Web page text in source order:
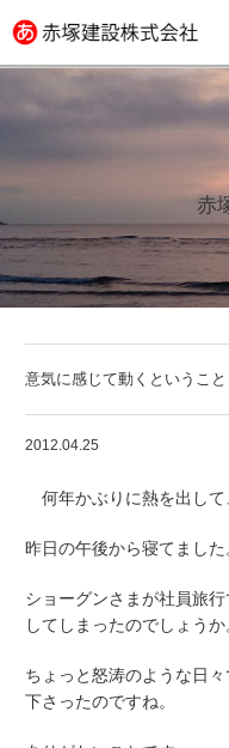
赤
意気に感じて動くということ
2012.04.25
何年かぶりに熱を出して
昨日の午後から寝てました
ショーグンさまが社員旅
してしまったのでしょうか
ちょっと怒涛のような日
下さったのですね。